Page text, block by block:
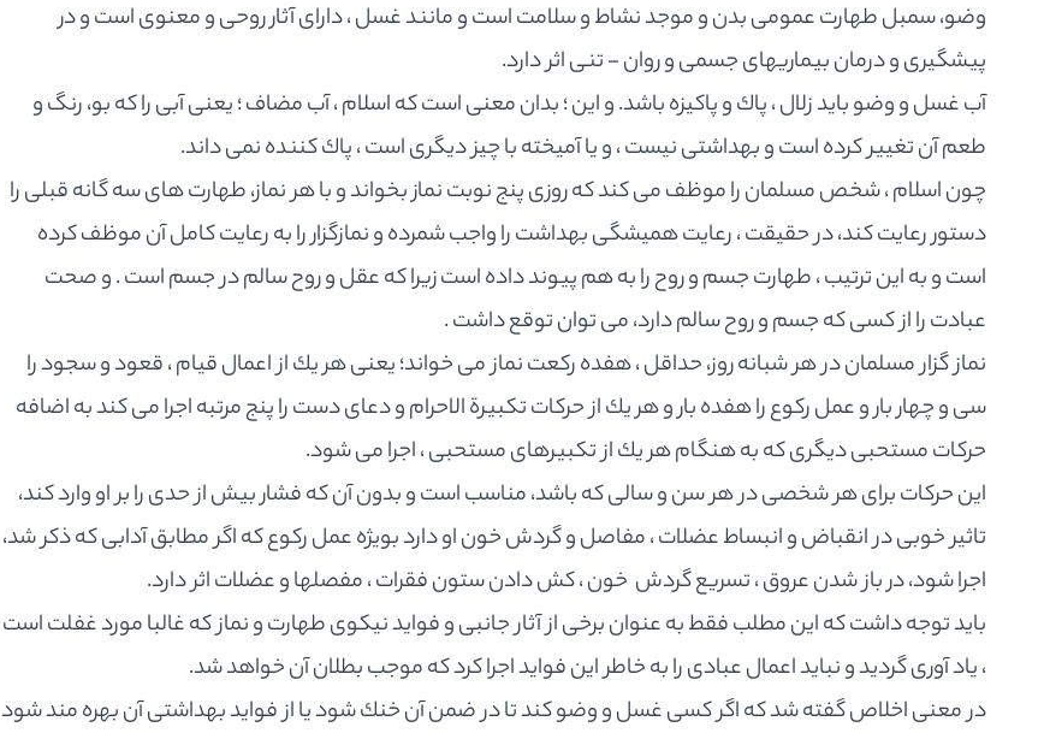
وضو، سمبل طهارت عمومى بدن و موجد نشاط و سلامت است و مانند غسل ، داراى آثار روحى و معنوى است و در
پيشگيرى و درمان بيماريهاى جسمى و روان - تنى اثر دارد.
آب غسل و وضو بايد زلال ، پاك و پاكيزه باشد. و اين ؛ بدان معنى است كه اسلام ، آب مضاف ؛ يعنى آبى را كه بو، رنگ و
طعم آن تغيير كرده است و بهداشتى نيست ، و يا آميخته با چيز ديگرى است ، پاك كننده نمى داند.
چون اسلام ، شخص مسلمان را موظف مى كند كه روزى پنج نوبت نماز بخواند و با هر نماز، طهارت هاى سه گانه قبلى را
دستور رعايت كند، در حقيقت ، رعايت هميشگى بهداشت را واجب شمرده و نمازگزار را به رعايت كامل آن موظف كرده
است و به اين ترتيب ، طهارت جسم و روح را به هم پيوند داده است زيرا كه عقل و روح سالم در جسم است . و صحت
عبادت را از كسى كه جسم و روح سالم دارد، مى توان توقع داشت .
نماز گزار مسلمان در هر شبانه روز، حداقل ، هفده ركعت نماز مى خواند؛ يعنى هر يك از اعمال قيام ، قعود و سجود را
سى و چهار بار و عمل ركوع را هفده بار و هر يك از حركات تكبيرة الاحرام و دعاى دست را پنج مرتبه اجرا مى كند به اضافه
حركات مستحبى ديگرى كه به هنگام هر يك از تكبيرهاى مستحبى ، اجرا مى شود.
اين حركات براى هر شخصى در هر سن و سالى كه باشد، مناسب است و بدون آن كه فشار بيش از حدى را بر او وارد كند،
تاثير خوبى در انقباض و انبساط عضلات ، مفاصل و گردش خون او دارد بويژه عمل ركوع كه اگر مطابق آدابى كه ذكر شد،
اجرا شود، در باز شدن عروق ، تسريع گردش ‍ خون ، كش دادن ستون فقرات ، مفصلها و عضلات اثر دارد.
بايد توجه داشت كه اين مطلب فقط به عنوان برخى از آثار جانبى و فوايد نيكوى طهارت و نماز كه غالبا مورد غفلت است
، ياد آورى گرديد و نبايد اعمال عبادى را به خاطر اين فوايد اجرا كرد كه موجب بطلان آن خواهد شد.
در معنى اخلاص گفته شد كه اگر كسى غسل و وضو كند تا در ضمن آن خنك شود يا از فوايد بهداشتى آن بهره مند شود